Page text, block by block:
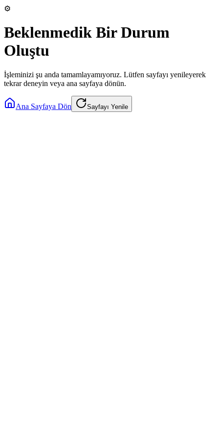
⚙️
Beklenmedik Bir Durum
Oluştu
İşleminizi şu anda tamamlayamıyoruz. Lütfen sayfayı yenileyerek
tekrar deneyin veya ana sayfaya dönün.
Ana Sayfaya Dön Sayfayı Yenile